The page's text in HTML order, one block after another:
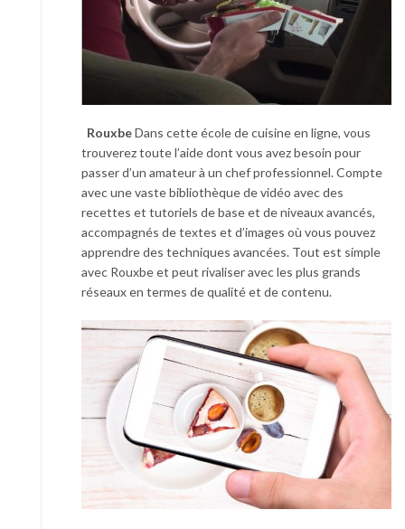
RouxbeDans cette école de cuisine en ligne, vous
trouverez toute l’aide dont vous avez besoin pour
passer d’un amateur à un chef professionnel. Compte
avec une vaste bibliothèque de vidéo avec des
recettes et tutoriels de base et de niveaux avancés,
accompagnés de textes et d’images où vous pouvez
apprendre des techniques avancées. Tout est simple
avec Rouxbe et peut rivaliser avec les plus grands
réseaux en termes de qualité et de contenu.